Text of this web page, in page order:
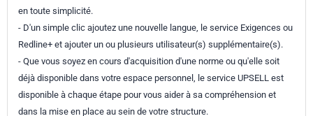
en toute simplicité.
- D'un simple clic ajoutez une nouvelle langue, le service Exigences ou
Redline+ et ajouter un ou plusieurs utilisateur(s) supplémentaire(s).
- Que vous soyez en cours d'acquisition d'une norme ou qu'elle soit
déjà disponible dans votre espace personnel, le service UPSELL est
disponible à chaque étape pour vous aider à sa compréhension et
dans la mise en place au sein de votre structure.